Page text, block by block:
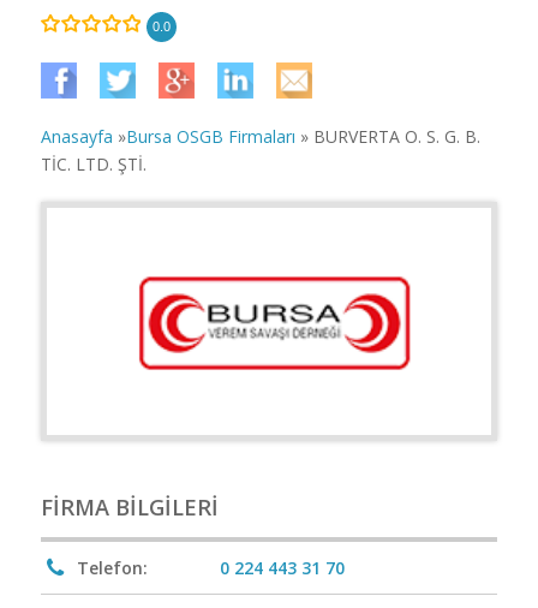
0.0
Anasayfa »Bursa OSGB Firmaları » BURVERTA O. S. G. B.
TİC. LTD. ŞTİ.
FIRMA BILGILERI
Telefon: 0 224 443 31 70